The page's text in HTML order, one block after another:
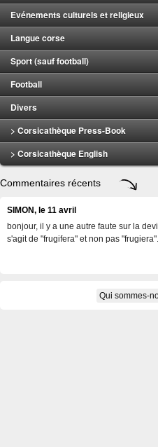
Evénements culturels et religieux
Langue corse
Sport (sauf football)
Football
Divers
> Corsicathèque Press-Book
> Corsicathèque English
Commentaires récents
SIMON, le 11 avril
bonjour, il y a une autre faute sur la
s'agit de "frugifera" et non pas "frugiera".
Qui sommes-